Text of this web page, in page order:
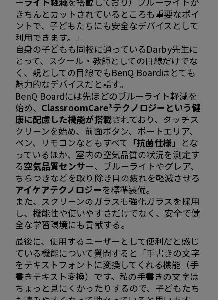
きちんとカットされているところも重要なポイ
ントで、子どもたちにも安全なデバイスとして
利用できます。」
自身の子どもも同校に通っているDarby先生に
とって、スクール・教師としての目線だけでな
く、親としての目線でもBenQ Boardはとても
魅力的なデバイスだと話す。
BenQ Boardには先ほどのブルーライト軽減を
始め、 ClassroomCare®テクノロジーという健
康に配慮した機能が搭載されており、タッチス
クリーンを始め、前面ボタン、ポートエリア、
ペン、リモコンなどもすべて 「抗菌仕様」
とな
っているほか、室内の空気品質の状況を測定す
る空気品質センサー、ブルーライトやグレア、
ちらつきなどを取り除き目の疲れを軽減させる
アイケアテクノロジーを標準装備。
また、スクリーンのガラスも強化ガラスを採用
し、機能性や使いやすさだけでなく、安全で健
全な学習環境にも貢献する。
最後に、使用するユーザーとして便利だと感じ
ている機能について質問すると「手書きの文字
をテキストフォントに変換してくれる機能（手
書きテキスト変換）です。私の手書きの文字は
ちょっと見にくかったりするので、子どもたち